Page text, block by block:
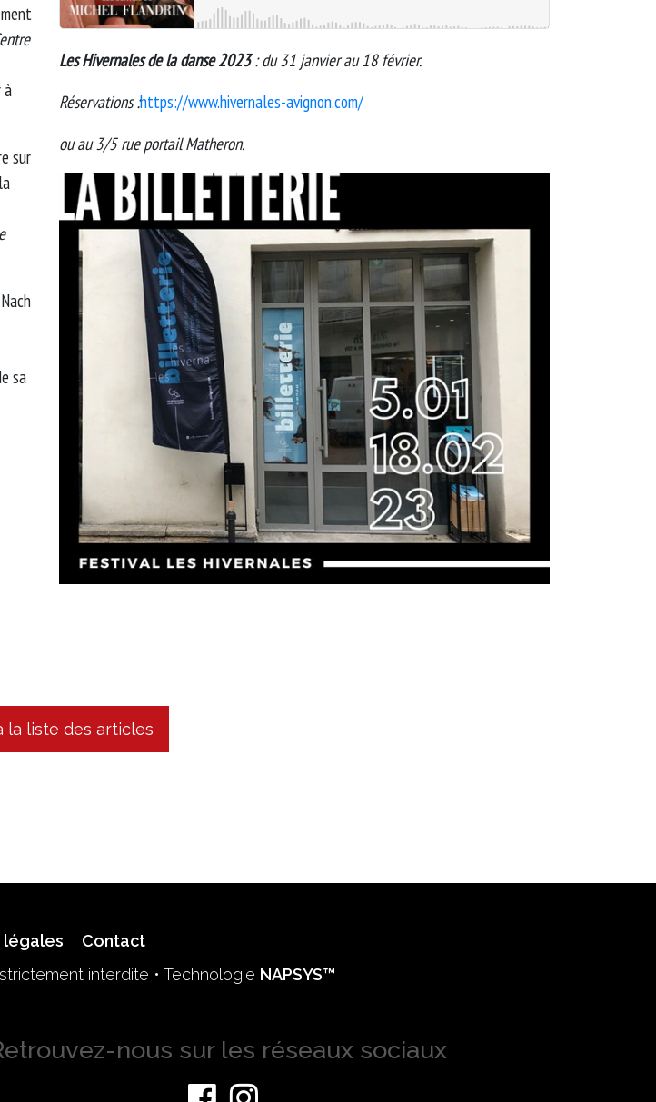
à
sur
sa
Les Hivernales de la danse 2023: du 31 janvier au 18 février.
Réservations :https://www.hivernales-avignon.com/
ou au 3/5 rue portail Matheron.
la liste des articles
légales
Contact
interdite • Technologie NAPSYS™
nous sur les réseaux sociaux